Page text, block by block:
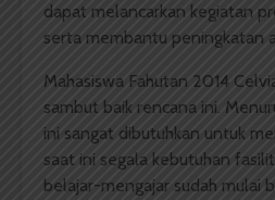
dapat melancarkan kegiatan
serta membantu peningkatan
Mahasiswa Fahutan 2014
sambut baik rencana ini.
ini sangat dibutuhkan untuk
saat ini segala kebutuhan
belajar-mengajar sudah mulai